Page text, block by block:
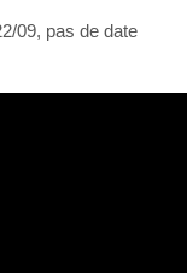
09, pas de date